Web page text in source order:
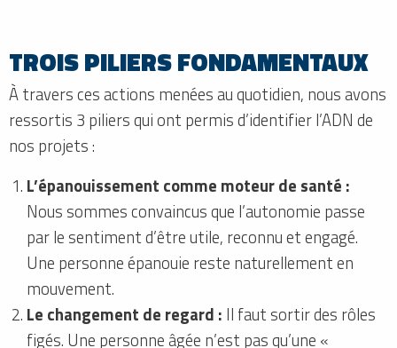
TROIS PILIERS FONDAMENTAUX
À travers ces actions menées au quotidien, nous avons
ressortis 3 piliers qui ont permis d’identifier l’ADN de
nos projets :
L’épanouissement comme moteur de santé :
Nous sommes convaincus que l’autonomie passe
par le sentiment d’être utile, reconnu et engagé.
Une personne épanouie reste naturellement en
mouvement.
Le changement de regard : Il faut sortir des rôles
figés. Une personne âgée n’est pas qu’une «